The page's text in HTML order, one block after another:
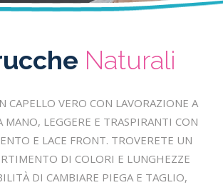
Naturali
CAPELLO VERO CON LAVORAZIONE A
MANO, LEGGERE E TRASPIRANTI CON
E LACE FRONT. TROVERETE UN
DI COLORI E LUNGHEZZE
DI CAMBIARE PIEGA E TAGLIO,